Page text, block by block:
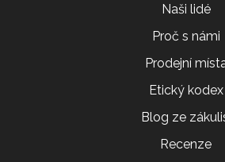
Naši lidé
Proč s námi
Prodejní
Etický kodex
Blog ze
Recenze